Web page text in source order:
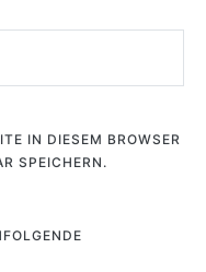
IN DIESEM BROWSER
SPEICHERN.